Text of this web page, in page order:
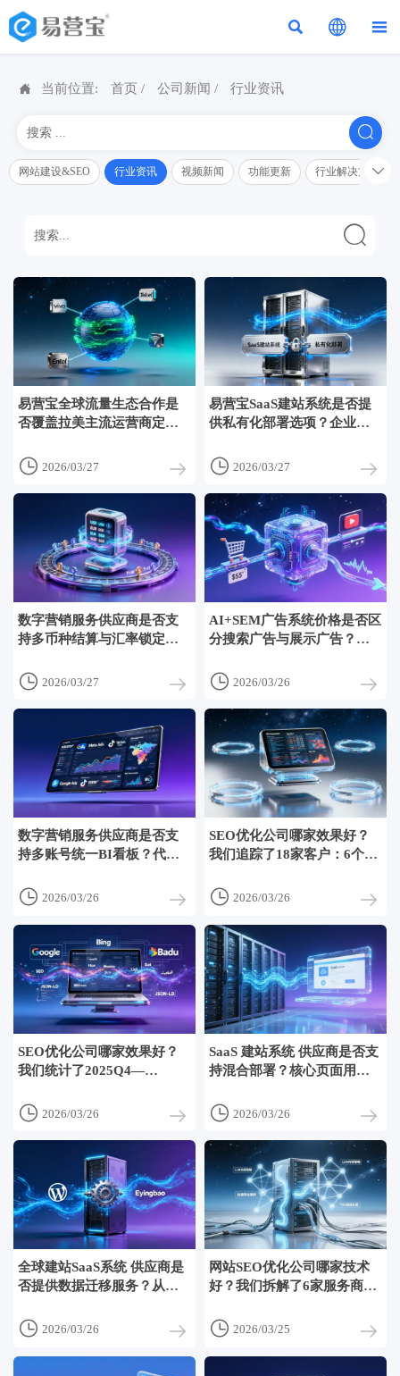
  
 当前位置: 首页 / 公司新闻 / 行业资讯

网站建设&SEO 行业资讯 视频新闻 功能更新 行业解决方案解读


易营宝全球流量生态合作是
否覆盖拉美主流运营商定向
说明
 2026/03/27
易营宝SaaS建站系统是否提
供私有化部署选项？企业决
合规方案
 2026/03/27
数字营销服务供应商是否支
持多币种结算与汇率锁定？
+币种组合方案
 2026/03/27
AI+SEM广告系统价格是否区
分搜索广告与展示广告？
Shopping与YouTube
TrueView中的收费差异
 2026/03/26
数字营销服务供应商是否支
持多账号统一BI看板？代理
数据的权限隔离与自定义报
表
 2026/03/26
SEO优化公司哪家效果好？
我们追踪了18家客户：6个月
技术型公司达71%远超综合
型
 2026/03/26
SEO优化公司哪家效果好？
我们统计了2025Q4—
户自然流量平均增长39%，
综合服务商为22%
 2026/03/26
SaaS 建站系统 供应商是否支
持混合部署？核心页面用
服务器，API双向打通方案
 2026/03/26
全球建站SaaS系统 供应商是
否提供数据迁移服务？从
的数据库清洗、重定向规
则、SEO权重继承方案
 2026/03/26
网站SEO优化公司哪家技术
好？我们拆解了6家服务商的
策略、是否自建爬虫集群
 2026/03/25